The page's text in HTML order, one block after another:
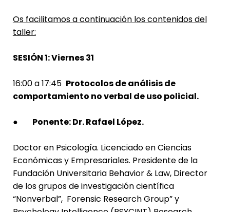
Os facilitamos a continuación los contenidos del
taller:
SESIÓN 1: Viernes 31
16:00 a 17:45 Protocolos de análisis de
comportamiento no verbal de uso policial.
● Ponente: Dr. Rafael López.
Doctor en Psicología. Licenciado en Ciencias
Económicas y Empresariales. Presidente de la
Fundación Universitaria Behavior & Law, Director
de los grupos de investigación científica
“Nonverbal”, Forensic Research Group” y